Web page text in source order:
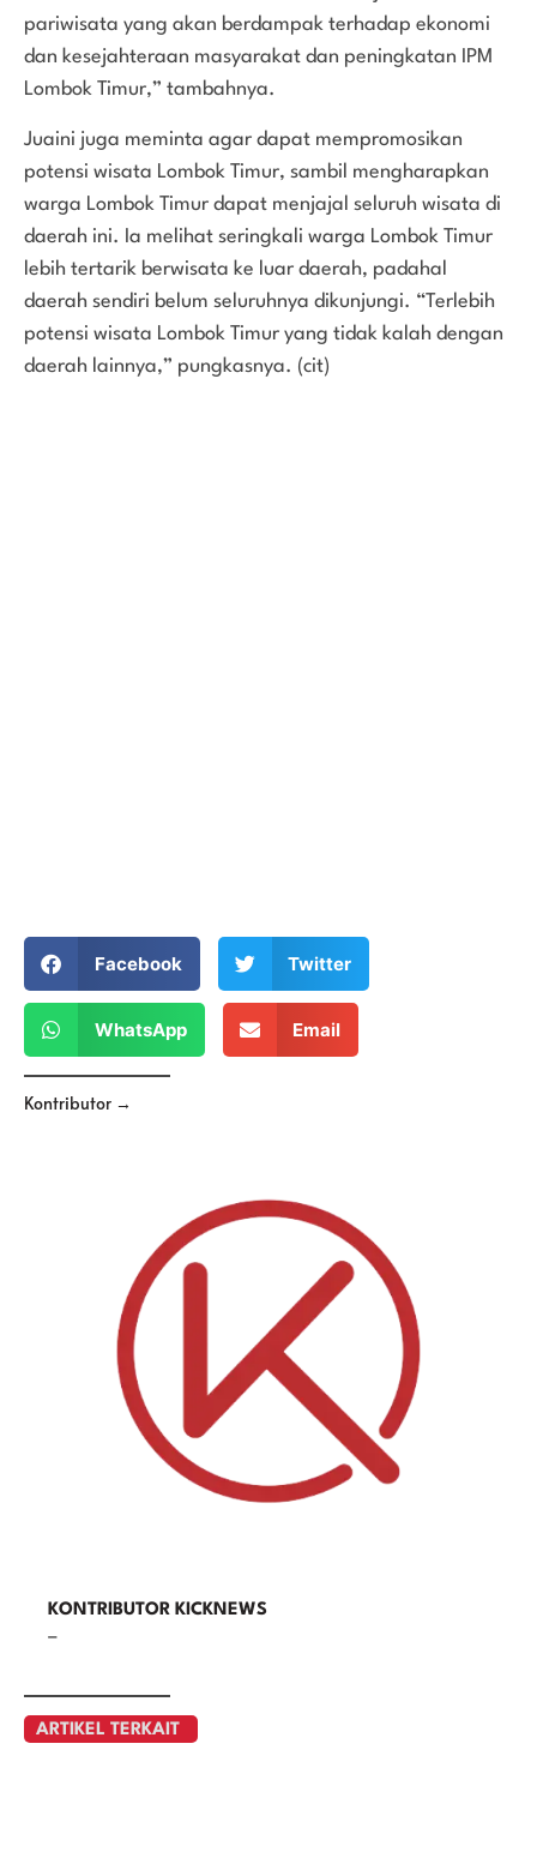
pariwisata yang akan berdampak terhadap ekonomi
dan kesejahteraan masyarakat dan peningkatan IPM
Lombok Timur,” tambahnya.
Juaini juga meminta agar dapat mempromosikan
potensi wisata Lombok Timur, sambil mengharapkan
warga Lombok Timur dapat menjajal seluruh wisata di
daerah ini. Ia melihat seringkali warga Lombok Timur
lebih tertarik berwisata ke luar daerah, padahal
daerah sendiri belum seluruhnya dikunjungi. “Terlebih
potensi wisata Lombok Timur yang tidak kalah dengan
daerah lainnya,” pungkasnya. (cit)
Facebook Twitter
WhatsApp Email
Kontributor →
KONTRIBUTOR KICKNEWS
–
ARTIKEL TERKAIT